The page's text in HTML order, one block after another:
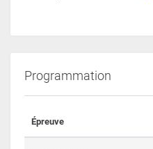
Programmation
Épreuve